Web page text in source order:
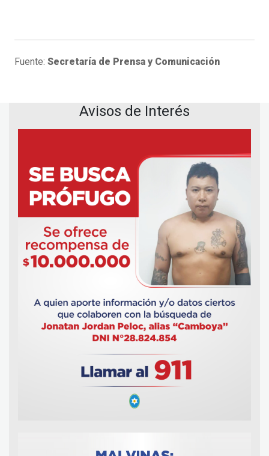
Fuente: Secretaría de Prensa y Comunicación
Avisos de Interés